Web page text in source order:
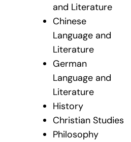
and Literature
Chinese
Language and
Literature
German
Language and
Literature
History
Christian Studies
Philosophy